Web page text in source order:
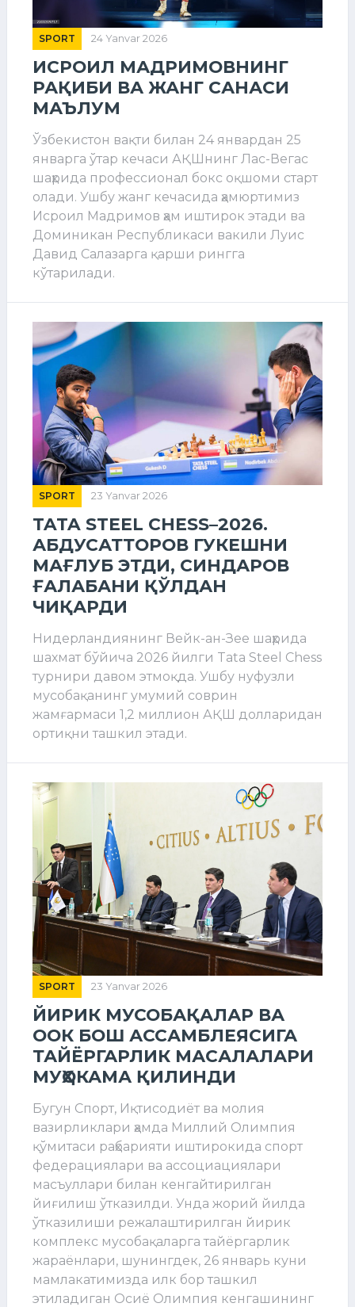
SPORT 24 Yanvar 2026
ИСРОИЛ МАДРИМОВНИНГ
РАҚИБИ ВА ЖАНГ САНАСИ
МАЪЛУМ
Ўзбекистон вақти билан 24 январдан 25
январга ўтар кечаси АҚШнинг Лас-Вегас
шаҳрида профессионал бокс оқшоми старт
олади. Ушбу жанг кечасида ҳамюртимиз
Исроил Мадримов ҳам иштирок этади ва
Доминикан Республикаси вакили Луис
Давид Салазарга қарши рингга
кўтарилади.
SPORT 23 Yanvar 2026
TATA STEEL CHESS–2026.
АБДУСАТТОРОВ ГУКЕШНИ
МАҒЛУБ ЭТДИ, СИНДАРОВ
ҒАЛАБАНИ ҚЎЛДАН
ЧИҚАРДИ
Нидерландиянинг Вейк-ан-Зее шаҳрида
шахмат бўйича 2026 йилги Tata Steel Chess
турнири давом этмоқда. Ушбу нуфузли
мусобақанинг умумий соврин
жамғармаси 1,2 миллион АҚШ долларидан
ортиқни ташкил этади.
SPORT 23 Yanvar 2026
ЙИРИК МУСОБАҚАЛАР ВА
ООК БОШ АССАМБЛЕЯСИГА
ТАЙЁРГАРЛИК МАСАЛАЛАРИ
МУҲОКАМА ҚИЛИНДИ
Бугун Спорт, Иқтисодиёт ва молия
вазирликлари ҳамда Миллий Олимпия
қўмитаси раҳбарияти иштирокида спорт
федерациялари ва ассоциациялари
масъуллари билан кенгайтирилган
йиғилиш ўтказилди. Унда жорий йилда
ўтказилиши режалаштирилган йирик
комплекс мусобақаларга тайёргарлик
жараёнлари, шунингдек, 26 январь куни
мамлакатимизда илк бор ташкил
этиладиган Осиё Олимпия кенгашининг